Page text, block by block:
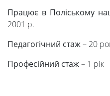
Працює в Поліському
2001 р.
Педагогічний стаж– 20
Професійний стаж– 1 рік